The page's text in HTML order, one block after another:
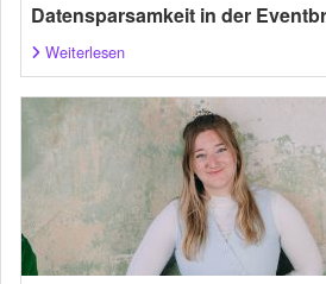
Datensparsamkeit in der
Weiterlesen